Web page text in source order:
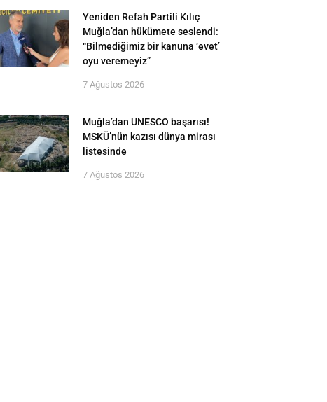
Yeniden Refah Partili Kılıç
Muğla’dan hükümete seslendi:
“Bilmediğimiz bir kanuna ‘evet’
oyu veremeyiz”
7 Ağustos 2026
Muğla’dan UNESCO başarısı!
MSKÜ’nün kazısı dünya mirası
listesinde
7 Ağustos 2026